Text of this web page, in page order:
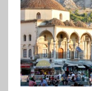
y
n
i
a
2